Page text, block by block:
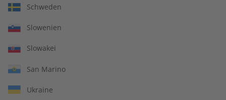
In jeder Ausgabe spannende Einblicke und aktuelle Berichte
Schweden
Slowenien
Slowakei
San Marino
Ukraine